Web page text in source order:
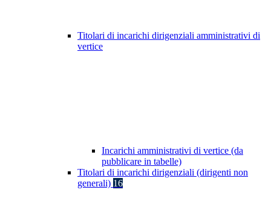
Titolari di incarichi dirigenziali amministrativi di
vertice
Incarichi amministrativi di vertice (da
pubblicare in tabelle)
Titolari di incarichi dirigenziali (dirigenti non
generali) 16